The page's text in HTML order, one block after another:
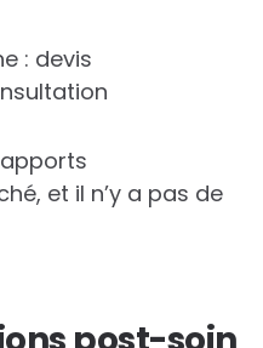
: devis
et il n’y a pas de